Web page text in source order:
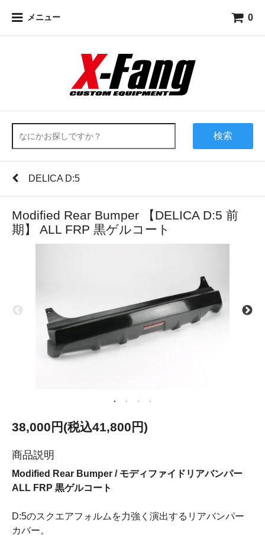
メニュー 0
検索
DELICA D:5
Modified Rear Bumper 【DELICA D:5 前
期】 ALL FRP 黒ゲルコート
38,000円(税込41,800円)
商品説明
Modified Rear Bumper / モディファイドリアバンパー
ALL FRP 黒ゲルコート
D:5のスクエアフォルムを力強く演出するリアバンパー
カバー。